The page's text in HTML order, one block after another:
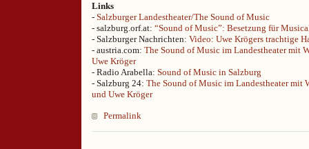
Links
- Salzburger Landestheater/The Sound of Music
- salzburg.orf.at: “Sound of Music”: Besetzung für
- Salzburger Nachrichten: Video: Uwe Krögers trachtige
- austria.com: The Sound of Music im Landestheater mit
Uwe Kröger
- Radio Arabella: Sound of Music in Salzburg
- Salzburg 24: The Sound of Music im Landestheater mit
und Uwe Kröger
Permalink